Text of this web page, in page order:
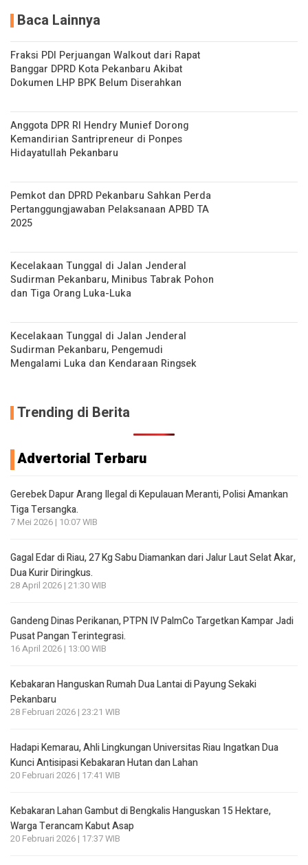
Baca Lainnya
Fraksi PDI Perjuangan Walkout dari Rapat
Banggar DPRD Kota Pekanbaru Akibat
Dokumen LHP BPK Belum Diserahkan
Anggota DPR RI Hendry Munief Dorong
Kemandirian Santripreneur di Ponpes
Hidayatullah Pekanbaru
Pemkot dan DPRD Pekanbaru Sahkan Perda
Pertanggungjawaban Pelaksanaan APBD TA
2025
Kecelakaan Tunggal di Jalan Jenderal
Sudirman Pekanbaru, Minibus Tabrak Pohon
dan Tiga Orang Luka-Luka
Kecelakaan Tunggal di Jalan Jenderal
Sudirman Pekanbaru, Pengemudi
Mengalami Luka dan Kendaraan Ringsek
Trending di Berita
Advertorial Terbaru
Gerebek Dapur Arang Ilegal di Kepulauan Meranti, Polisi Amankan
Tiga Tersangka.
7 Mei 2026 | 10:07 WIB
Gagal Edar di Riau, 27 Kg Sabu Diamankan dari Jalur Laut Selat Akar,
Dua Kurir Diringkus.
28 April 2026 | 21:30 WIB
Gandeng Dinas Perikanan, PTPN IV PalmCo Targetkan Kampar Jadi
Pusat Pangan Terintegrasi.
16 April 2026 | 13:00 WIB
Kebakaran Hanguskan Rumah Dua Lantai di Payung Sekaki
Pekanbaru
28 Februari 2026 | 23:21 WIB
Hadapi Kemarau, Ahli Lingkungan Universitas Riau Ingatkan Dua
Kunci Antisipasi Kebakaran Hutan dan Lahan
20 Februari 2026 | 17:41 WIB
Kebakaran Lahan Gambut di Bengkalis Hanguskan 15 Hektare,
Warga Terancam Kabut Asap
20 Februari 2026 | 17:37 WIB